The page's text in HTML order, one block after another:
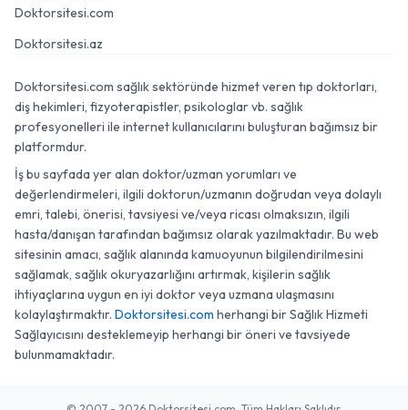
Doktorsitesi.com
Doktorsitesi.az
Doktorsitesi.com sağlık sektöründe hizmet veren tıp doktorları,
diş hekimleri, fizyoterapistler, psikologlar vb. sağlık
profesyonelleri ile internet kullanıcılarını buluşturan bağımsız bir
platformdur.
İş bu sayfada yer alan doktor/uzman yorumları ve
değerlendirmeleri, ilgili doktorun/uzmanın doğrudan veya dolaylı
emri, talebi, önerisi, tavsiyesi ve/veya ricası olmaksızın, ilgili
hasta/danışan tarafından bağımsız olarak yazılmaktadır. Bu web
sitesinin amacı, sağlık alanında kamuoyunun bilgilendirilmesini
sağlamak, sağlık okuryazarlığını artırmak, kişilerin sağlık
ihtiyaçlarına uygun en iyi doktor veya uzmana ulaşmasını
kolaylaştırmaktır. Doktorsitesi.com herhangi bir Sağlık Hizmeti
Sağlayıcısını desteklemeyip herhangi bir öneri ve tavsiyede
bulunmamaktadır.